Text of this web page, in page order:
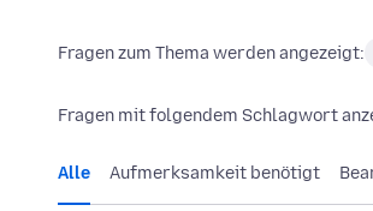
Fragen zum Thema werden angezeigt:
Fragen mit folgendem Schlagwort
Alle Aufmerksamkeit benötigt